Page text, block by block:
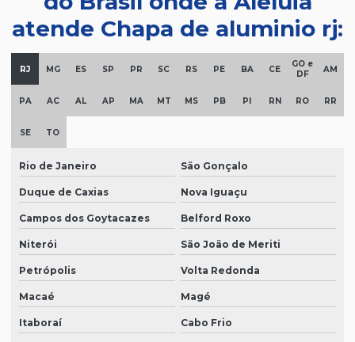
atende Chapa de aluminio rj:
RJ MG ES SP PR SC RS PE BA CE
GO e
DF
AM
PA AC AL AP MA MT MS PB PI RN RO RR
SE TO
Rio de Janeiro São Gonçalo
Duque de Caxias Nova Iguaçu
Campos dos Goytacazes Belford Roxo
Niterói São João de Meriti
Petrópolis Volta Redonda
Macaé Magé
Itaboraí Cabo Frio